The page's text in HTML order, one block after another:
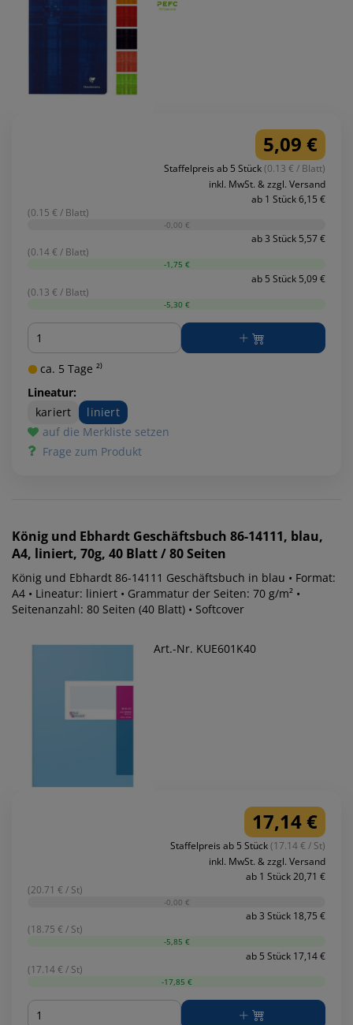
5,09 €
Staffelpreis ab 5 Stück(0.13 € / Blatt)
inkl. MwSt. & zzgl. Versand
ab 1 Stück 6,15 €
(0.15 € / Blatt)
-0,00 €
ab 3 Stück 5,57 €
(0.14 € / Blatt)
-1,75 €
ab 5 Stück 5,09 €
(0.13 € / Blatt)
-5,30 €
Menge
ca. 5 Tage ²⁾
Lineatur:
kariert
liniert
auf die Merkliste setzen
Frage zum Produkt
König und Ebhardt Geschäftsbuch 86-14111, blau,
A4, liniert, 70g, 40 Blatt / 80 Seiten
König und Ebhardt 86-14111 Geschäftsbuch in blau • Format:
A4 • Lineatur: liniert • Grammatur der Seiten: 70 g/m² •
Seitenanzahl: 80 Seiten (40 Blatt) • Softcover
Art.-Nr. KUE601K40
17,14 €
Staffelpreis ab 5 Stück(17.14 € / St)
inkl. MwSt. & zzgl. Versand
ab 1 Stück 20,71 €
(20.71 € / St)
-0,00 €
ab 3 Stück 18,75 €
(18.75 € / St)
-5,85 €
ab 5 Stück 17,14 €
(17.14 € / St)
-17,85 €
Menge